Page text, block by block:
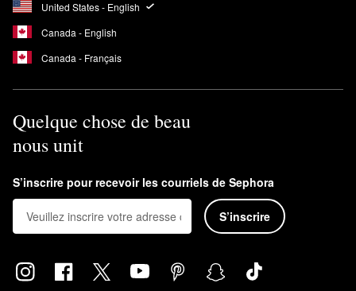
United States - English
Canada - English
Canada - Français
Quelque chose de beau
nous unit
S’inscrire pour recevoir les courriels de Sephora
S’inscrire